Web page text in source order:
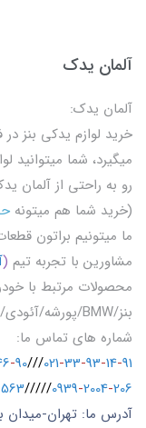
آلمان یدک
آلمان یدک:
خرید لوازم یدکی بنز در
میگیرد، شما میتوانید
رو به راحتی از آلمان
(خرید شما هم میتونه
ما میتونیم براتون
مشاورین با تجربه تیم (
محصولات مرتبط با
بنز/BMW/پورشه/آئودی/ فولکس واگن
شماره های تماس ما:
021-33-93-14-91
///
-90
0939-2004-206
/////
563
آدرس ما: تهران-میدان